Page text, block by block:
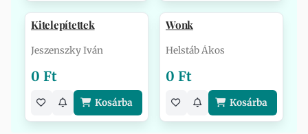
Kitelepítettek
Jeszenszky Iván
0 Ft
Kosárba
Wonk
Helstáb Ákos
0 Ft
Kosárba